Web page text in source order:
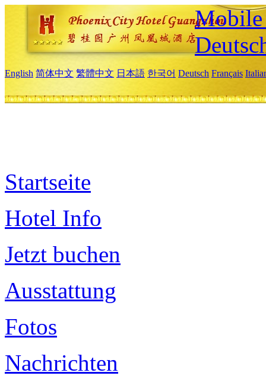
Mobile
English 简体中文 繁體中文 日本語 한국어 Deutsch Français
Startseite
Hotel Info
Jetzt buchen
Ausstattung
Fotos
Nachrichten